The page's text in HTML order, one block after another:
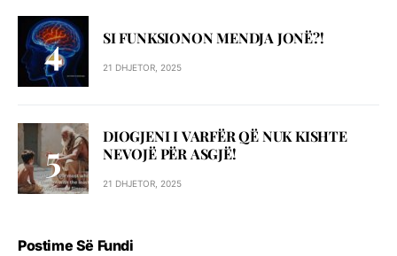
SI FUNKSIONON MENDJA JONË?!
21 DHJETOR, 2025
DIOGJENI I VARFËR QË NUK KISHTE
NEVOJË PËR ASGJË!
21 DHJETOR, 2025
Postime Së Fundi